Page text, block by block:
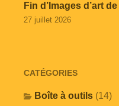
Fin d’Images d’art
27 juillet 2026
CATÉGORIES
Boîte à outils (14)